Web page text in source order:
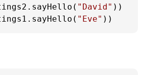
"David"
"Eve" ))